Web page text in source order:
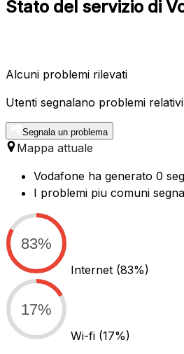
Stato del servizio di
Alcuni problemi rilevati
Utenti segnalano problemi
Segnala un problema
Mappa attuale
Vodafone ha generato 0
I problemi piu comuni
83%
Internet (83%)
17%
Wi-fi (17%)